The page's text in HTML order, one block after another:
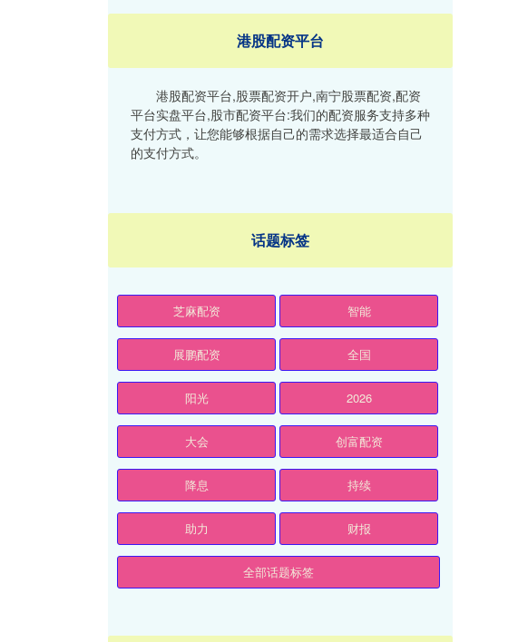
港股配资平台
港股配资平台,股票配资开户,南宁股票配资,配资
平台实盘平台,股市配资平台:我们的配资服务支持多种
支付方式，让您能够根据自己的需求选择最适合自己
的支付方式。
话题标签
芝麻配资 智能
展鹏配资 全国
阳光 2026
大会 创富配资
降息 持续
助力 财报
全部话题标签